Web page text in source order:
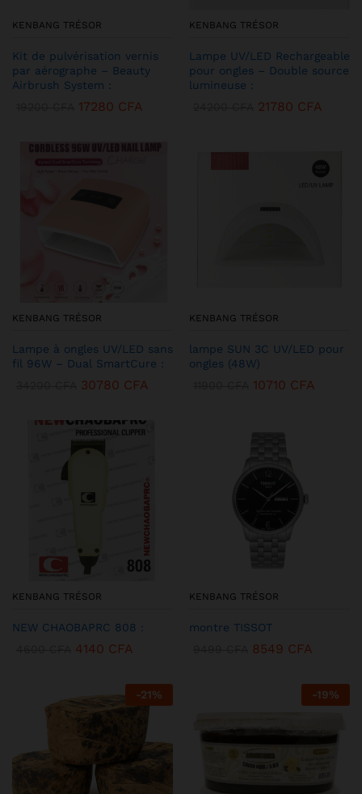
KENBANG TRÉSOR
Kit de pulvérisation vernis
par aérographe – Beauty
Airbrush System :
17280 CFA
KENBANG TRÉSOR
Lampe UV/LED Rechargeable
pour ongles – Double source
lumineuse :
21780 CFA
KENBANG TRÉSOR
Lampe à ongles UV/LED sans
fil 96W – Dual SmartCure :
30780 CFA
KENBANG TRÉSOR
lampe SUN 3C UV/LED pour
ongles (48W)
10710 CFA
KENBANG TRÉSOR
NEW CHAOBAPRC 808 :
4140 CFA
KENBANG TRÉSOR
montre TISSOT
8549 CFA
-21% -19%